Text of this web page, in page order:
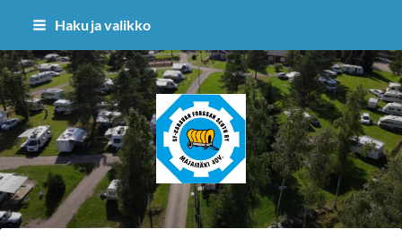
Siirry
sisältöön
Haku ja valikko
sf-caravan forssan seutu ry